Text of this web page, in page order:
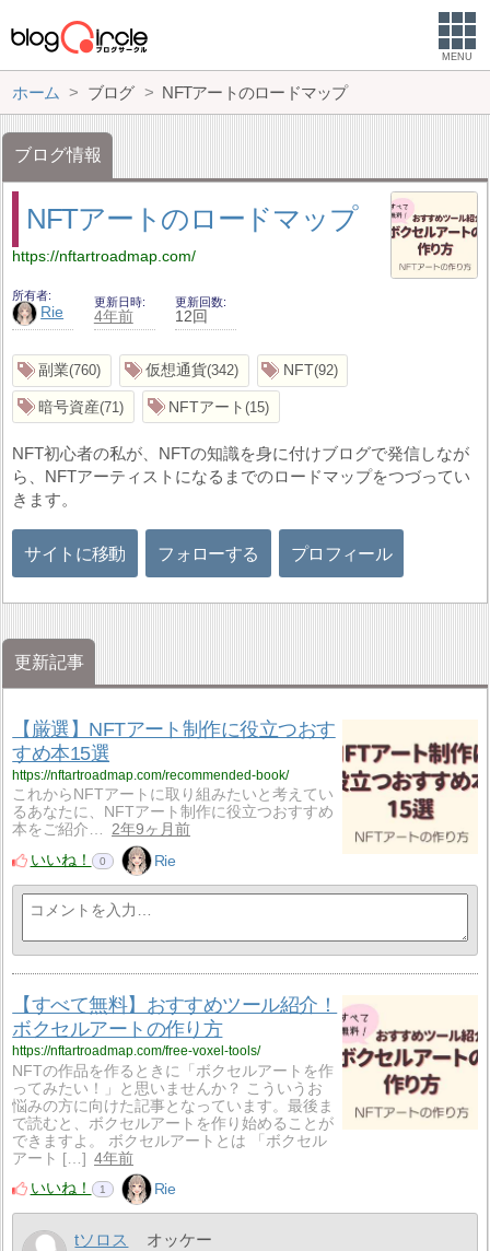
MENU
ホーム ブログ NFTアートのロードマップ
ブログ情報
NFTアートのロードマップ
https://nftartroadmap.com/
所有者
Rie
更新日時
4年前
更新回数
12回
副業 760 仮想通貨 342 NFT 92
暗号資産 71 NFTアート 15
NFT初心者の私が、NFTの知識を身に付けブログで発信しなが
ら、NFTアーティストになるまでのロードマップをつづってい
きます。
サイトに移動 フォローする プロフィール
更新記事
【厳選】NFTアート制作に役立つおす
すめ本15選
https://nftartroadmap.com/recommended-book/
これからNFTアートに取り組みたいと考えてい
るあなたに、NFTアート制作に役立つおすすめ
本をご紹介…
2年9ヶ月前
いいね！
0 Rie
【すべて無料】おすすめツール紹介！
ボクセルアートの作り方
https://nftartroadmap.com/free-voxel-tools/
NFTの作品を作るときに「ボクセルアートを作
ってみたい！」と思いませんか？ こういうお
悩みの方に向けた記事となっています。最後ま
で読むと、ボクセルアートを作り始めることが
できますよ。 ボクセルアートとは 「ボクセル
アート […] 4年前
いいね！
1 Rie
tソロス オッケー